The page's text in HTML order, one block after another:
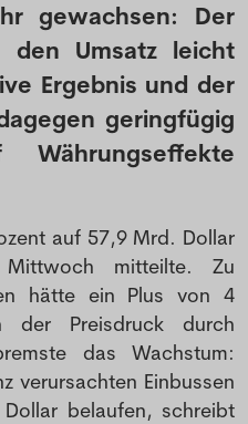
gewachsen: Der
den Umsatz leicht
Ergebnis und der
geringfügig
auf 57,9 Mrd. Dollar
mitteilte. Zu
hätte ein Plus von 4
der Preisdruck durch
das Wachstum:
verursachten Einbussen
belaufen, schreibt